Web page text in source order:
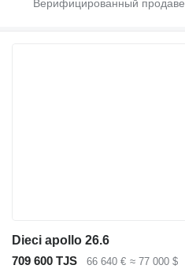
Dieci apollo 26.6
709 600 TJS
66 640 € ≈ 77 000 $